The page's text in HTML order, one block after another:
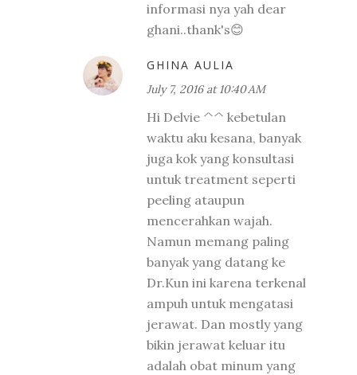
informasi nya yah dear
ghani..thank's😊
GHINA AULIA
July 7, 2016 at 10:40 AM
Hi Delvie ^^ kebetulan
waktu aku kesana, banyak
juga kok yang konsultasi
untuk treatment seperti
peeling ataupun
mencerahkan wajah.
Namun memang paling
banyak yang datang ke
Dr.Kun ini karena terkenal
ampuh untuk mengatasi
jerawat. Dan mostly yang
bikin jerawat keluar itu
adalah obat minum yang